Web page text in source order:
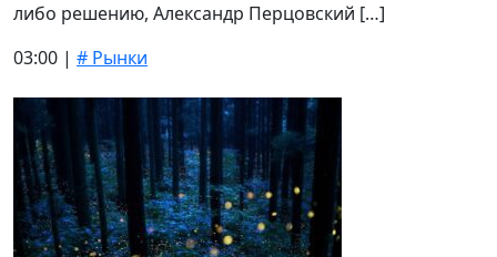
либо решению, Александр Перцовский […]
03:00 | # Рынки